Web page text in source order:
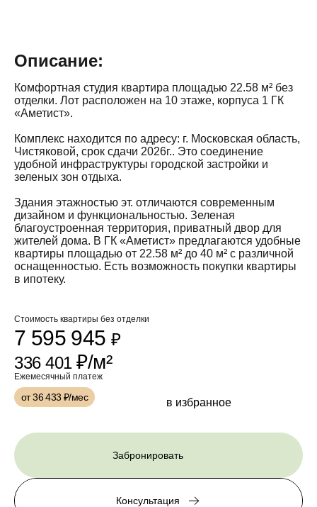
Описание:
Комфортная студия квартира площадью 22.58 м² без
отделки. Лот расположен на 10 этаже, корпуса 1 ГК
«Аметист».
Комплекс находится по адресу: г. Московская область,
Чистяковой, срок сдачи 2026г.. Это соединение
удобной инфраструктуры городской застройки и
зеленых зон отдыха.
Здания этажностью эт. отличаются современным
дизайном и функциональностью. Зеленая
благоустроенная территория, приватный двор для
жителей дома. В ГК «Аметист» предлагаются удобные
квартиры площадью от 22.58 м² до 40 м² с различной
оснащенностью. Есть возможность покупки квартиры
в ипотеку.
Стоимость квартиры без отделки
7 595 945 ₽
336 401₽/м²
Ежемесячный платеж
от 36 433₽/мес в избранное
Забронировать
Консультация